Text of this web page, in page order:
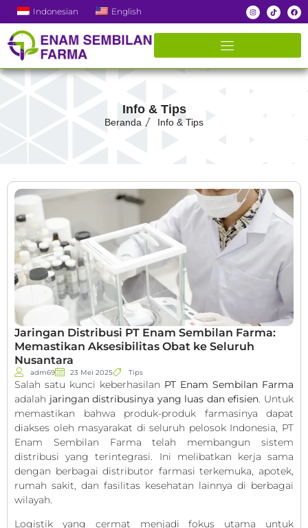
Indonesian English
Info & Tips
Beranda Info & Tips
Jaringan Distribusi PT Enam Sembilan Farma:
Memastikan Aksesibilitas Obat ke Seluruh
Nusantara
adm69 23 Mei 2025 Tips
Salah satu kunci keberhasilan PT Enam Sembilan Farma
adalah jaringan distribusinya yang luas dan efisien. Untuk
memastikan bahwa produk-produk farmasinya dapat
diakses oleh masyarakat di seluruh pelosok Indonesia, PT
Enam Sembilan Farma telah membangun sistem
distribusi yang terintegrasi. Ini melibatkan kerja sama
dengan berbagai distributor farmasi terkemuka, apotek,
rumah sakit, dan fasilitas kesehatan lainnya di berbagai
wilayah.
Logistik yang cermat menjadi fokus utama untuk